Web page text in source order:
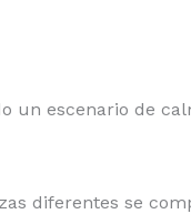
un escenario de
diferentes se